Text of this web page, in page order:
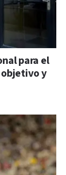
para el
objetivo y